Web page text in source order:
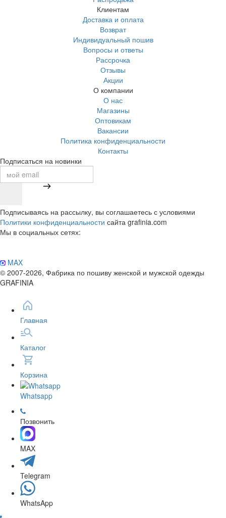
Клиентам
Доставка и оплата
Возврат
Индивидуальный пошив
Вопросы и ответы
Рассрочка
Отзывы
Акции
О компании
О нас
Магазины
Оптовикам
Вакансии
Политика конфиденциальности
Контакты
Подписаться на новинки
Подписываясь на рассылку, вы соглашаетесь с условиями
Политики конфиденциальности сайта grafinia.com
Мы в социальных сетях:
MAX
© 2007-2026, Фабрика по пошиву женской и мужской одежды
GRAFINIA
Главная
Каталог
Корзина
Whatsapp
Позвонить
MAX
Telegram
WhatsApp